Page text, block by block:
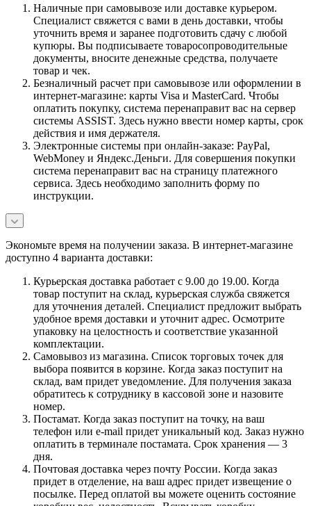
Наличные при самовывозе или доставке курьером.
Специалист свяжется с вами в день доставки, чтобы
уточнить время и заранее подготовить сдачу с любой
купюры. Вы подписываете товаросопроводительные
документы, вносите денежные средства, получаете
товар и чек.
Безналичный расчет при самовывозе или оформлении в
интернет-магазине: карты Visa и MasterCard. Чтобы
оплатить покупку, система перенаправит вас на сервер
системы ASSIST. Здесь нужно ввести номер карты, срок
действия и имя держателя.
Электронные системы при онлайн-заказе: PayPal,
WebMoney и Яндекс.Деньги. Для совершения покупки
система перенаправит вас на страницу платежного
сервиса. Здесь необходимо заполнить форму по
инструкции.
Экономьте время на получении заказа. В интернет-магазине
доступно 4 варианта доставки:
Курьерская доставка работает с 9.00 до 19.00. Когда
товар поступит на склад, курьерская служба свяжется
для уточнения деталей. Специалист предложит выбрать
удобное время доставки и уточнит адрес. Осмотрите
упаковку на целостность и соответствие указанной
комплектации.
Самовывоз из магазина. Список торговых точек для
выбора появится в корзине. Когда заказ поступит на
склад, вам придет уведомление. Для получения заказа
обратитесь к сотруднику в кассовой зоне и назовите
номер.
Постамат. Когда заказ поступит на точку, на ваш
телефон или e-mail придет уникальный код. Заказ нужно
оплатить в терминале постамата. Срок хранения — 3
дня.
Почтовая доставка через почту России. Когда заказ
придет в отделение, на ваш адрес придет извещение о
посылке. Перед оплатой вы можете оценить состояние